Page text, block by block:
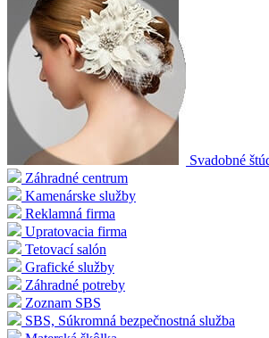
Svadobné
Záhradné centrum
Kamenárske služby
Reklamná firma
Upratovacia firma
Tetovací salón
Grafické služby
Záhradné potreby
Zoznam SBS
SBS, Súkromná bezpečnostná služba